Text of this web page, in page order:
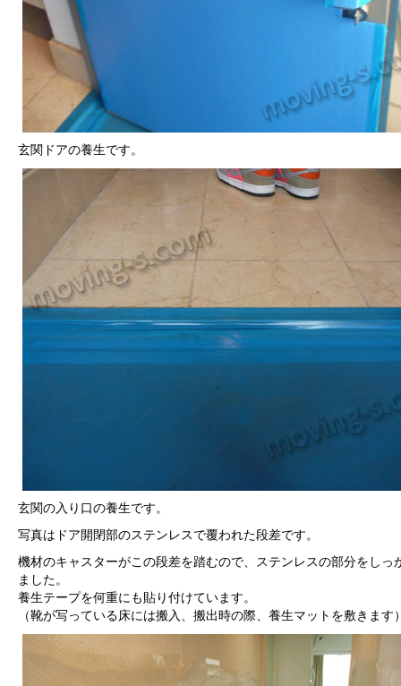
玄関ドアの養生です。
玄関の入り口の養生です。
写真はドア開閉部のステンレスで覆われた段差です。
機材のキャスターがこの段差を踏むので、ステンレスの部分をしっ
ました。
養生テープを何重にも貼り付けています。
（靴が写っている床には搬入、搬出時の際、養生マットを敷きます